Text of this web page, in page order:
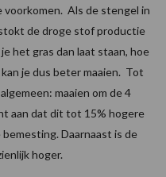
voorkomen. Als de stengel in
de droge stof productie
het gras dan laat staan, hoe
je dus beter maaien. Tot
maaien om de 4
aan dat dit tot 15% hogere
Daarnaast is de
hoger.